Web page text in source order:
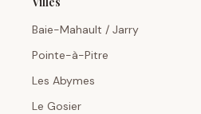
Baie-Mahault / Jarry
Pointe-à-Pitre
Les Abymes
Le Gosier